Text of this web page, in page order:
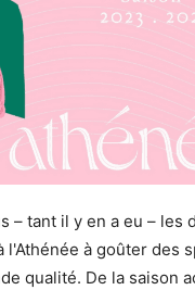
– tant il y en a eu – les
l'Athénée à goûter des
qualité. De la saison